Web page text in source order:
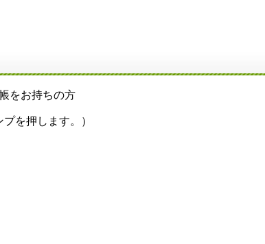
をお持ちの方
を押します。）